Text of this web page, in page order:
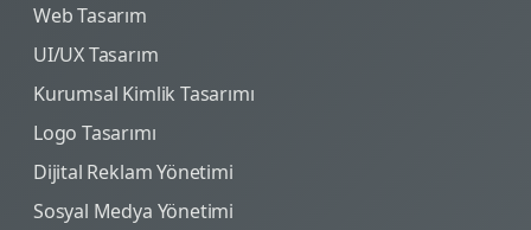
Web Tasarım
UI/UX Tasarım
Kurumsal Kimlik Tasarımı
Logo Tasarımı
Dijital Reklam Yönetimi
Sosyal Medya Yönetimi